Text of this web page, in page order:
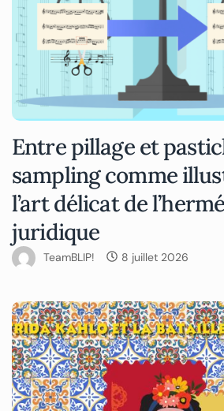
Entre pillage et
sampling comme
l’art délicat de
juridique
TeamBLIP! 8 juillet 2026